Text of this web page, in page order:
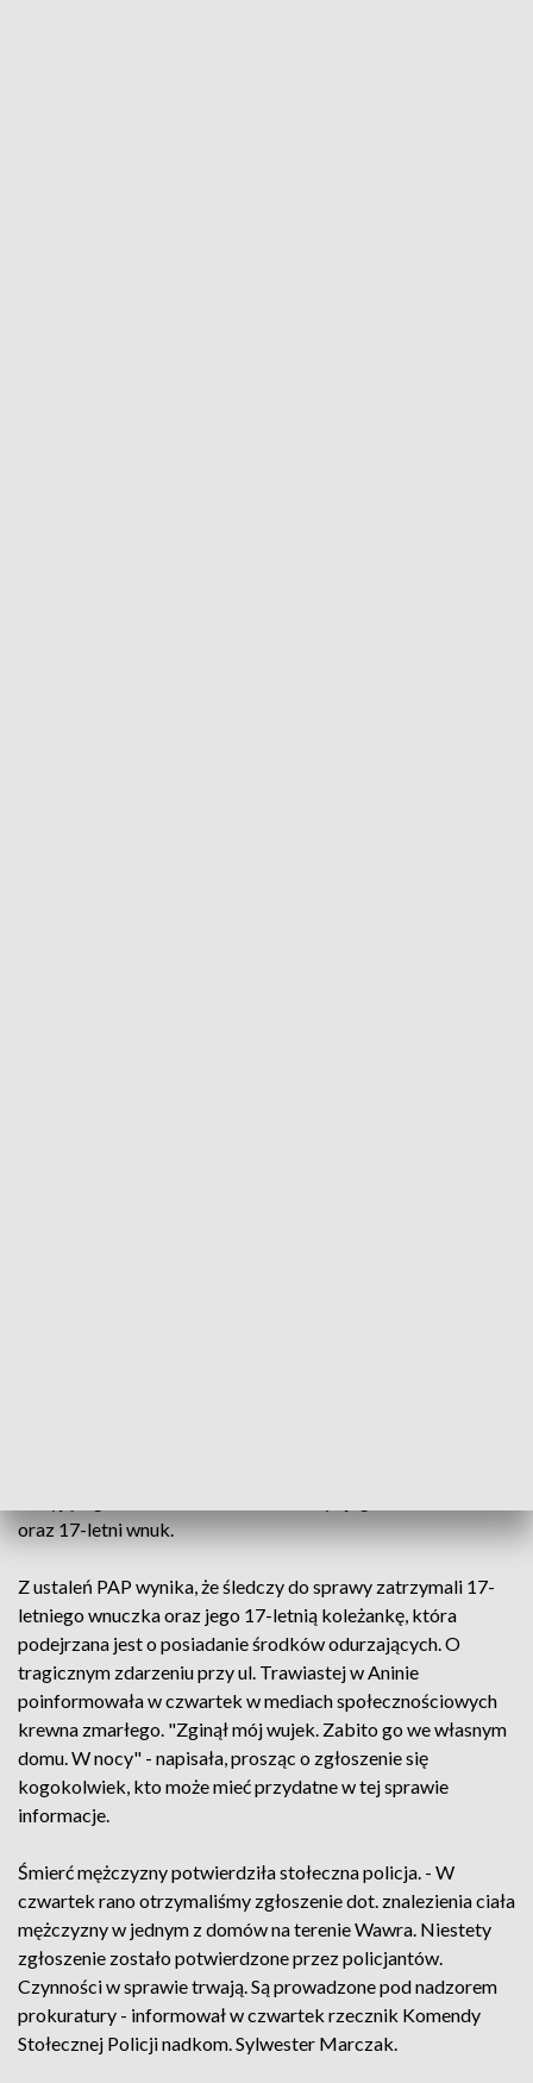
oraz 17-letni wnuk.
Z ustaleń PAP wynika, że śledczy do sprawy zatrzymali 17-
letniego wnuczka oraz jego 17-letnią koleżankę, która
podejrzana jest o posiadanie środków odurzających. O
tragicznym zdarzeniu przy ul. Trawiastej w Aninie
poinformowała w czwartek w mediach społecznościowych
krewna zmarłego. "Zginął mój wujek. Zabito go we własnym
domu. W nocy" - napisała, prosząc o zgłoszenie się
kogokolwiek, kto może mieć przydatne w tej sprawie
informacje.
Śmierć mężczyzny potwierdziła stołeczna policja. - W
czwartek rano otrzymaliśmy zgłoszenie dot. znalezienia ciała
mężczyzny w jednym z domów na terenie Wawra. Niestety
zgłoszenie zostało potwierdzone przez policjantów.
Czynności w sprawie trwają. Są prowadzone pod nadzorem
prokuratury - informował w czwartek rzecznik Komendy
Stołecznej Policji nadkom. Sylwester Marczak.